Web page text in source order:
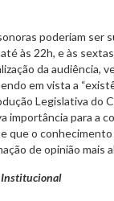
poderiam ser
às 22h, e às
da audiência,
em vista a
Legislativa do
importância para a
que o
de opinião mais
Institucional